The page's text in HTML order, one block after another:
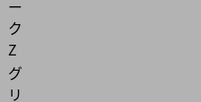
ー
ク
Z
グ
リ